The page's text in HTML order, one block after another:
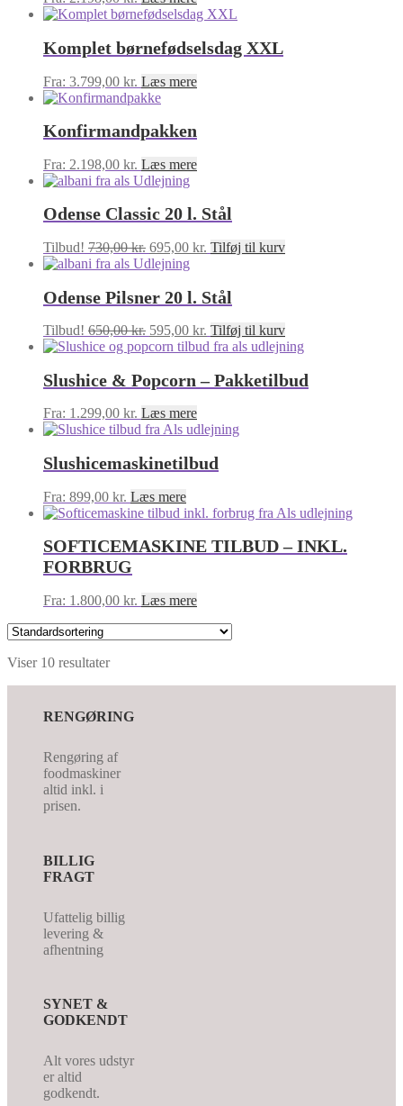
Komplet børnefødselsdag XXL
Fra: 3.799,00 kr. Læs mere
Konfirmandpakken
Fra: 2.198,00 kr. Læs mere
Odense Classic 20 l. Stål
Tilbud! 730,00kr. Den
oprindelige
var:
730,00 kr..
695,00 kr. Den
er:
695,00 kr..
Tilføj til kurv
Odense Pilsner 20 l. Stål
Tilbud! 650,00kr. Den
oprindelige
var:
650,00 kr..
595,00 kr. Den
aktuelle
er:
595,00 kr..
Tilføj til kurv
Slushice & Popcorn – Pakketilbud
Fra: 1.299,00 kr. Læs mere
Slushicemaskinetilbud
Fra: 899,00 kr. Læs mere
SOFTICEMASKINE TILBUD – INKL.
FORBRUG
Fra: 1.800,00 kr. Læs mere
Viser 10 resultater
RENGØRING
Rengøring af
foodmaskiner
altid inkl. i
prisen.
BILLIG
FRAGT
Ufattelig billig
levering &
afhentning
SYNET &
GODKENDT
Alt vores udstyr
er altid
godkendt.